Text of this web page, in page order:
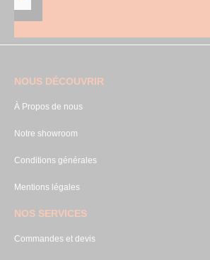
NOUS DÉCOUVRIR
À Propos de nous
Notre showroom
Conditions générales
Mentions légales
NOS SERVICES
Commandes et devis